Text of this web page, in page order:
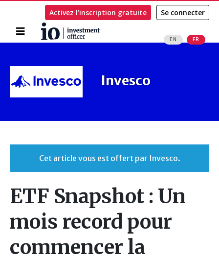
Accueil
EN FR
Activez l’inscription gratuite Se connecter
Invesco
Cet article vous est offert par Invesco.
ETF Snapshot : Un
mois record pour
commencer la